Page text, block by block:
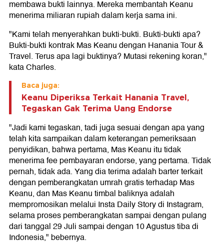
membawa bukti lainnya. Mereka membantah Keanu
menerima miliaran rupiah dalam kerja sama ini.
"Kami telah menyerahkan bukti-bukti. Bukti-bukti apa?
Bukti-bukti kontrak Mas Keanu dengan Hanania Tour &
Travel. Terus apa lagi buktinya? Mutasi rekening koran,"
kata Charles.
Baca juga:
Keanu Diperiksa Terkait Hanania Travel,
Tegaskan Gak Terima Uang Endorse
"Jadi kami tegaskan, tadi juga sesuai dengan apa yang
telah kita sampaikan dalam keterangan pemeriksaan
penyidikan, bahwa pertama, Mas Keanu itu tidak
menerima fee pembayaran endorse, yang pertama. Tidak
pernah, tidak ada. Yang dia terima adalah barter terkait
dengan pemberangkatan umrah gratis terhadap Mas
Keanu, dan Mas Keanu timbal baliknya adalah
mempromosikan melalui Insta Daily Story di Instagram,
selama proses pemberangkatan sampai dengan pulang
dari tanggal 29 Juli sampai dengan 10 Agustus tiba di
Indonesia," bebernya.